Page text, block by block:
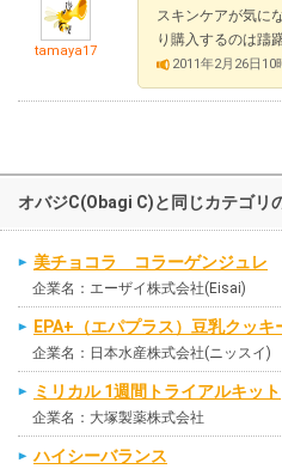
tamaya17
スキンケアが気に
り購入するのは躊
2011年2月26日10
オバジC(Obagi C)と同じカテゴリ
美チョコラ コラーゲンジュレ
企業名：エーザイ株式会社(Eisai)
EPA+（エパプラス）豆乳クッ
企業名：日本水産株式会社(ニッスイ)
ミリカル 1週間トライアルキット
企業名：大塚製薬株式会社
ハイシーバランス